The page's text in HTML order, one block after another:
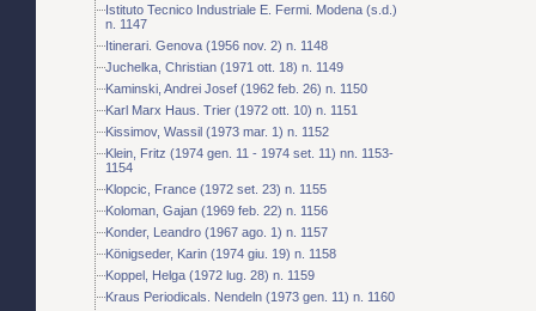
Istituto Tecnico Industriale E. Fermi. Modena (s.d.)
n. 1147
Itinerari. Genova (1956 nov. 2) n. 1148
Juchelka, Christian (1971 ott. 18) n. 1149
Kaminski, Andrei Josef (1962 feb. 26) n. 1150
Karl Marx Haus. Trier (1972 ott. 10) n. 1151
Kissimov, Wassil (1973 mar. 1) n. 1152
Klein, Fritz (1974 gen. 11 - 1974 set. 11) nn. 1153-
1154
Klopcic, France (1972 set. 23) n. 1155
Koloman, Gajan (1969 feb. 22) n. 1156
Konder, Leandro (1967 ago. 1) n. 1157
Königseder, Karin (1974 giu. 19) n. 1158
Koppel, Helga (1972 lug. 28) n. 1159
Kraus Periodicals. Nendeln (1973 gen. 11) n. 1160